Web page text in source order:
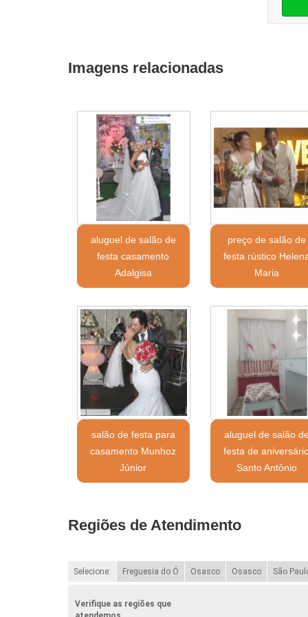
Imagens relacionadas
aluguel de salão de
festa casamento
Adalgisa
preço de salão de
festa rústico
Maria
salão de festa para
casamento Munhoz
Júnior
aluguel de salão
festa de
Santo Antônio
Regiões de Atendimento
Selecione: Freguesia do Ó Osasco Osasco São
Verifique as regiões que